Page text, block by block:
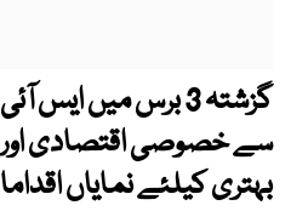
گزشتہ 3 برس میں
سے خصوصی اقتصادی اور
بہتری کیلئے نمایاں